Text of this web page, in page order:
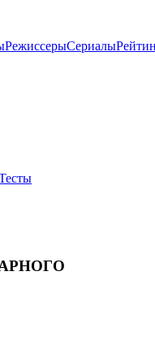
РежиссерыСериалы